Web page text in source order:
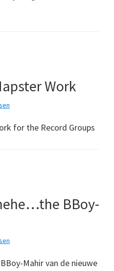
Work
for the Record Groups
BBoy-
Mahir van de nieuwe